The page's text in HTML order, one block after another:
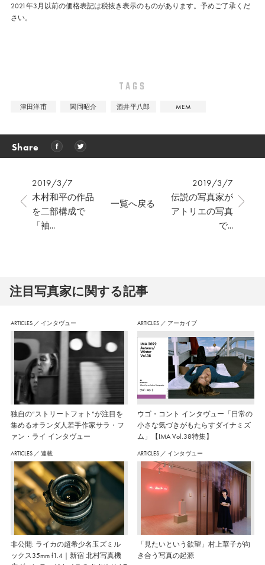
2021年3月以前の価格表記は税抜き表示のものがあります。予めご了承くだ
さい。
TAGS
津田洋甫 関岡昭介 酒井平八郎 MEM
Share
2019/3/7
木村和平の作品
を二部構成で
「袖...
2019/3/7
伝説の写真家が
アトリエの写真
で...
一覧へ戻る
注⽬写真家に関する記事
ARTICLES ／ インタヴュー
独自の“ストリートフォト”が注目を
集めるオランダ人若手作家サラ・フ
ァン・ライ インタヴュー
ARTICLES ／ アーカイブ
ウゴ・コント インタヴュー「日常の
小さな気づきがもたらすダイナミズ
ム」【IMA Vol.38特集】
ARTICLES ／ 連載
非公開: ライカの超希少名玉ズミル
ックス35mm f1.4｜新宿 北村写真機
ARTICLES ／ インタヴュー
「見たいという欲望」村上華子が向
き合う写真の起源